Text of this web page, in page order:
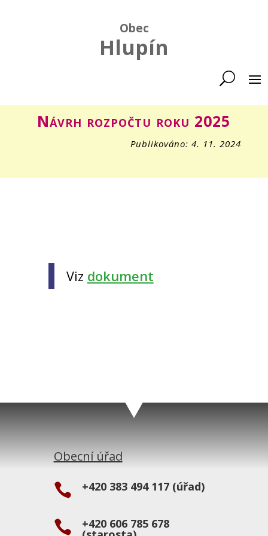
Obec
Hlupín
Návrh rozpočtu roku 2025
Publikováno: 4. 11. 2024
Viz dokument
Obecní úřad
 +420 383 494 117 (úřad)
 +420 606 785 678